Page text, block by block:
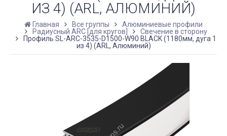
ИЗ 4) (ARL, АЛЮМИНИЙ)
Главная Все группы
Алюминиевые профили
Радиусный ARC [для кругов]
Свечение в сторону
Профиль SL-ARC-3535-D1500-W90 BLACK (1180мм, дуга 1
из 4) (ARL, Алюминий)